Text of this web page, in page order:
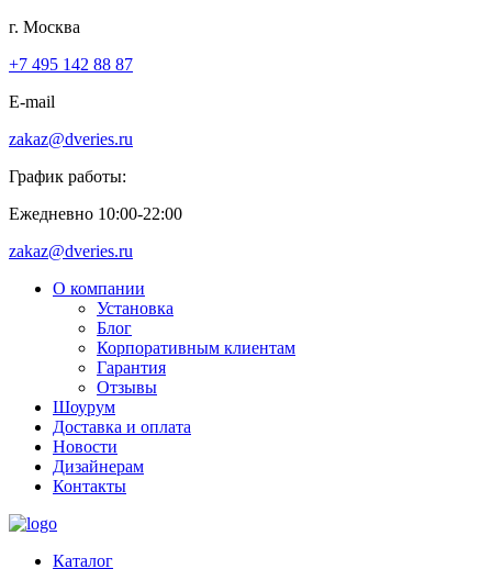
г. Москва
+7 495 142 88 87
E-mail
zakaz@dveries.ru
График работы:
Ежедневно 10:00-22:00
zakaz@dveries.ru
О компании
Установка
Блог
Корпоративным клиентам
Гарантия
Отзывы
Шоурум
Доставка и оплата
Новости
Дизайнерам
Контакты
Каталог